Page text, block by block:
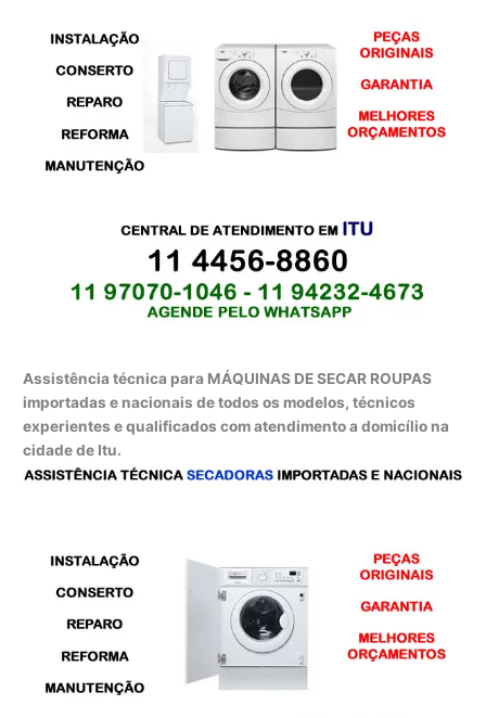
Assistência técnica para MÁQUINAS DE SECAR ROUPAS
importadas e nacionais de todos os modelos, técnicos
experientes e qualificados com atendimento a domicílio na
cidade de Itu.